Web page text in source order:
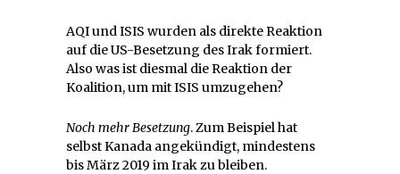
AQI und ISIS wurden als direkte Reaktion
auf die US-Besetzung des Irak formiert.
Also was ist diesmal die Reaktion der
Koalition, um mit ISIS umzugehen?
Noch mehr Besetzung. Zum Beispiel hat
selbst Kanada angekündigt, mindestens
bis März 2019 im Irak zu bleiben.